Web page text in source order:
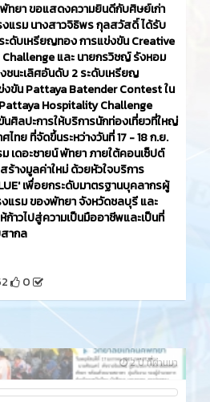
ทยา ขอแสดงความยินดีกับศิษย์เก่า
งแรม นางสาวจิธิพร กุลสวัสดิ์ ได้รับ
ะดับเหรียญทอง การแข่งขัน Creative
และ นายกรวิชญ์ รังหอม
ชนะเลิศอันดับ 2 ระดับเหรียญ
งขัน Pattaya Batender Contest ใน
Hospitality Challenge
ศิลปะการให้บริการนักท่องเที่ยวที่ใหญ่
ไทย ที่จัดขึ้นระหว่างวันที่ 17 - 18 ก.ย.
เดอะซายน์ พัทยา ภายใต้คอนเซ็ปต์
ร้างมูลค่าใหม่ ด้วยหัวใจบริการ
เพื่อยกระดับมาตรฐานบุคลากรผู้
งแรม ของพัทยา จังหวัดชลบุรี และ
ก้าวไปสู่ความเป็นมืออาชีพและเป็นที่
ากล
0
2 ปี ที่ผ่านมา